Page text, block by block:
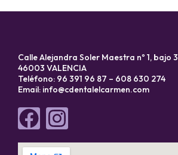
Calle Alejandra Soler Maestra nº 1, bajo 3
46003 VALENCIA
Teléfono: 96 391 96 87 – 608 630 274
Email: info@cdentalelcarmen.com